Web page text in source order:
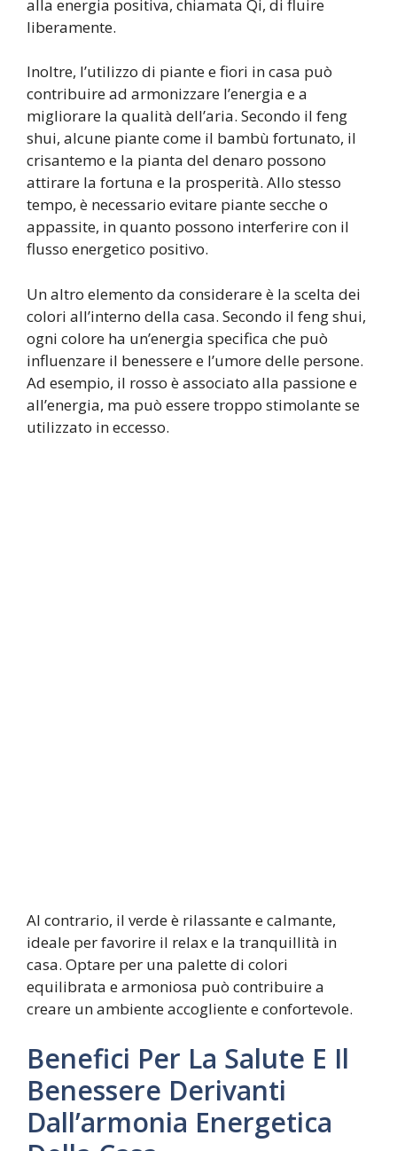
alla energia positiva, chiamata Qi, di fluire
liberamente.
Inoltre, l’utilizzo di piante e fiori in casa può
contribuire ad armonizzare l’energia e a
migliorare la qualità dell’aria. Secondo il feng
shui, alcune piante come il bambù fortunato, il
crisantemo e la pianta del denaro possono
attirare la fortuna e la prosperità. Allo stesso
tempo, è necessario evitare piante secche o
appassite, in quanto possono interferire con il
flusso energetico positivo.
Un altro elemento da considerare è la scelta dei
colori all’interno della casa. Secondo il feng shui,
ogni colore ha un’energia specifica che può
influenzare il benessere e l’umore delle persone.
Ad esempio, il rosso è associato alla passione e
all’energia, ma può essere troppo stimolante se
utilizzato in eccesso.
Al contrario, il verde è rilassante e calmante,
ideale per favorire il relax e la tranquillità in
casa. Optare per una palette di colori
equilibrata e armoniosa può contribuire a
creare un ambiente accogliente e confortevole.
Benefici Per La Salute E Il
Benessere Derivanti
Dall’armonia Energetica